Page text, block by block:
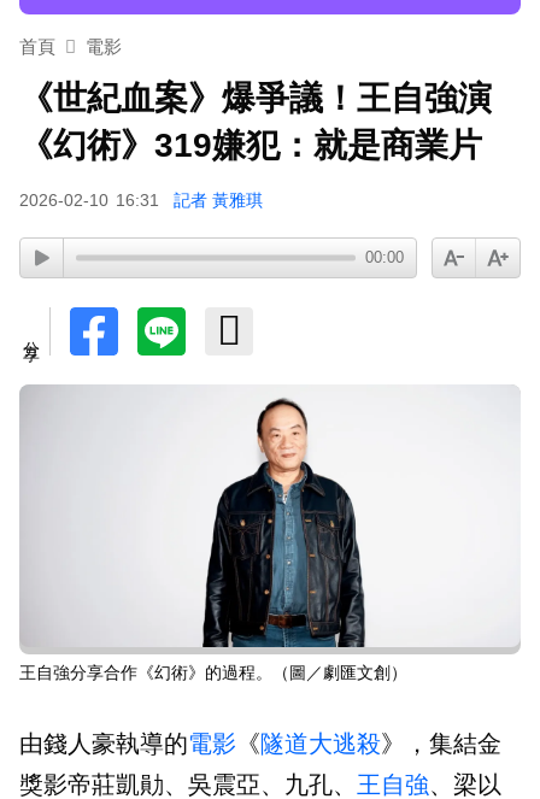
王子不倫粿粿判賠百萬！神隱9月「二度發聲」：
首頁 電影
《世紀血案》爆爭議！王自強演
《幻術》319嫌犯：就是商業片
2026-02-10 16:31 記者 黃雅琪
00:00
王自強分享合作《幻術》的過程。（圖／劇匯文創）
由錢人豪執導的電影 《隧道大逃殺》，集結金
獎影帝莊凱勛、吳震亞、九孔、 王自強、梁以